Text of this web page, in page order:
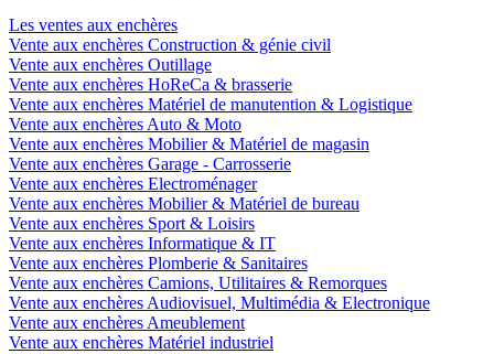
Les ventes aux enchères
Vente aux enchères Construction & génie civil
Vente aux enchères Outillage
Vente aux enchères HoReCa & brasserie
Vente aux enchères Matériel de manutention & Logistique
Vente aux enchères Auto & Moto
Vente aux enchères Mobilier & Matériel de magasin
Vente aux enchères Garage - Carrosserie
Vente aux enchères Electroménager
Vente aux enchères Mobilier & Matériel de bureau
Vente aux enchères Sport & Loisirs
Vente aux enchères Informatique & IT
Vente aux enchères Plomberie & Sanitaires
Vente aux enchères Camions, Utilitaires & Remorques
Vente aux enchères Audiovisuel, Multimédia & Electronique
Vente aux enchères Ameublement
Vente aux enchères Matériel industriel